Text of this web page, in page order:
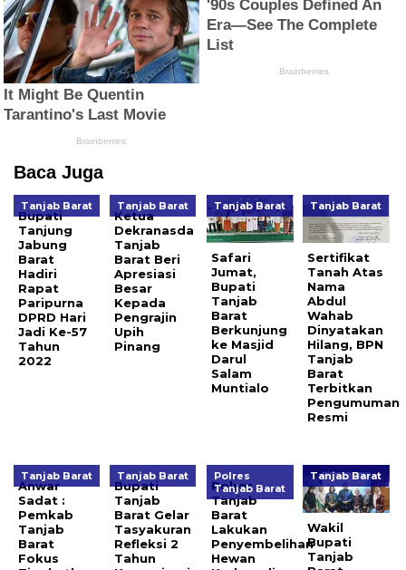
Baca Juga
Tanjab Barat
Bupati
Tanjung
Jabung
Barat
Hadiri
Rapat
Paripurna
DPRD Hari
Jadi Ke-57
Tahun
2022
Tanjab Barat
Ketua
Dekranasda
Tanjab
Barat Beri
Apresiasi
Besar
Kepada
Pengrajin
Upih
Pinang
Tanjab Barat
Safari
Jumat,
Bupati
Tanjab
Barat
Berkunjung
ke Masjid
Darul
Salam
Muntialo
Tanjab Barat
Sertifikat
Tanah Atas
Nama
Abdul
Wahab
Dinyatakan
Hilang, BPN
Tanjab
Barat
Terbitkan
Pengumuman
Resmi
Tanjab Barat
Anwar
Sadat :
Pemkab
Tanjab
Barat
Fokus
Tanjab Barat
Bupati
Tanjab
Barat Gelar
Tasyakuran
Refleksi 2
Tahun
Polres
Tanjab Barat
Polres
Tanjab
Barat
Lakukan
Penyembelihan
Hewan
Tanjab Barat
Wakil
Bupati
Tanjab